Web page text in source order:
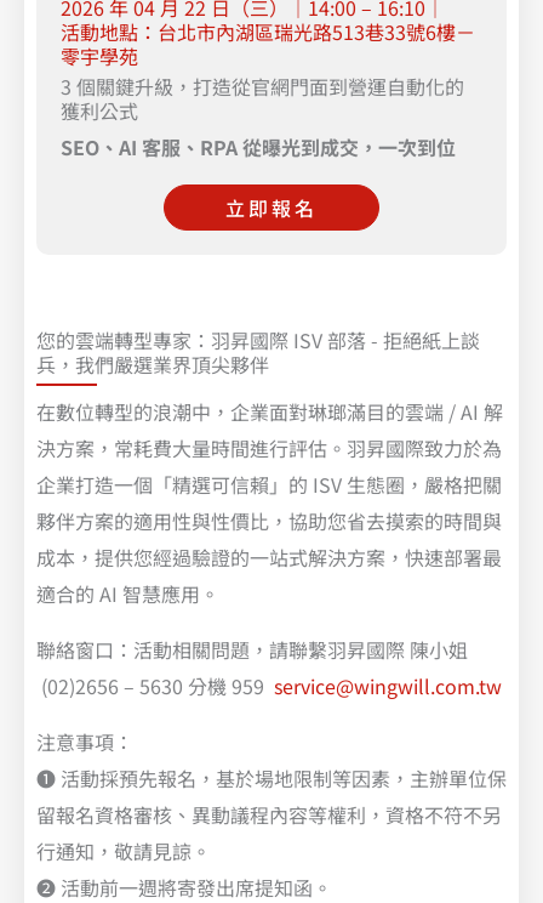
2026 年 04 月 22 日（三）｜14:00 – 16:10｜
活動地點：台北市內湖區瑞光路513巷33號6樓－
零宇學苑
3 個關鍵升級，打造從官網門面到營運自動化的
獲利公式
SEO 、AI 客服、RPA 從曝光到成交，一次到位
立即報名
您的雲端轉型專家：羽昇國際 ISV 部落 - 拒絕紙上談
兵，我們嚴選業界頂尖夥伴
在數位轉型的浪潮中，企業面對琳瑯滿目的雲端 / AI 解
決方案，常耗費大量時間進行評估。羽昇國際致力於為
企業打造一個「精選可信賴」的 ISV 生態圈，嚴格把關
夥伴方案的適用性與性價比，協助您省去摸索的時間與
成本，提供您經過驗證的一站式解決方案，快速部署最
適合的 AI 智慧應用。
聯絡窗口：活動相關問題，請聯繫羽昇國際 陳小姐
(02)2656 – 5630 分機 959 service@wingwill.com.tw
注意事項：
❶ 活動採預先報名，基於場地限制等因素，主辦單位保
留報名資格審核、異動議程內容等權利，資格不符不另
行通知，敬請見諒。
❷ 活動前一週將寄發出席提知函。